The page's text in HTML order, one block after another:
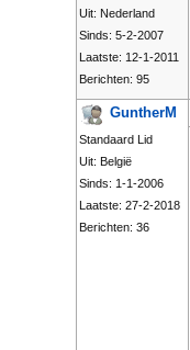
Uit: Nederland
Sinds: 5-2-2007
Laatste: 12-1-2011
Berichten: 95
GuntherM
Standaard Lid
Uit: België
Sinds: 1-1-2006
Laatste: 27-2-2018
Berichten: 36